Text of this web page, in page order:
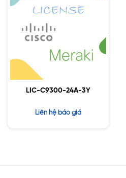
LIC-C9300-24A-3Y
Liên hệ báo giá